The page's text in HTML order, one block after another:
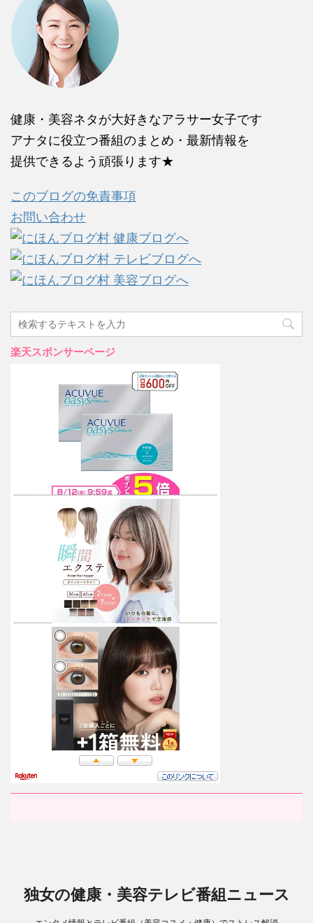
健康・美容ネタが大好きなアラサー女子です
アナタに役立つ番組のまとめ・最新情報を
提供できるよう頑張ります★
このブログの免責事項
お問い合わせ
楽天スポンサーページ
独女の健康・美容テレビ番組ニュース